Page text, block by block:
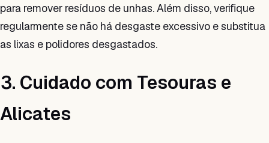
para remover resíduos de unhas. Além disso, verifique
regularmente se não há desgaste excessivo e substitua
as lixas e polidores desgastados.
3. Cuidado com Tesouras e
Alicates